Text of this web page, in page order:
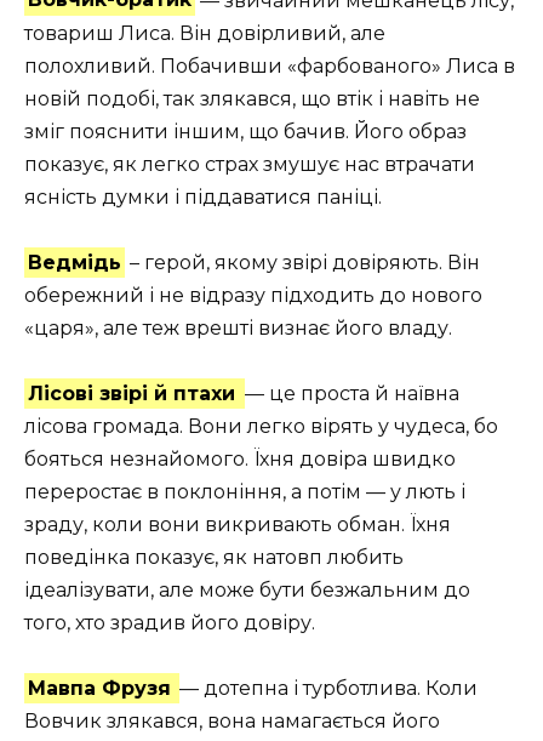
товариш Лиса. Він довірливий, але
полохливий. Побачивши «фарбованого» Лиса в
новій подобі, так злякався, що втік і навіть не
зміг пояснити іншим, що бачив. Його образ
показує, як легко страх змушує нас втрачати
ясність думки і піддаватися паніці.
Ведмідь – герой, якому звірі довіряють. Він
обережний і не відразу підходить до нового
«царя», але теж врешті визнає його владу.
Лісові звірі й птахи — це проста й наївна
лісова громада. Вони легко вірять у чудеса, бо
бояться незнайомого. Їхня довіра швидко
переростає в поклоніння, а потім — у лють і
зраду, коли вони викривають обман. Їхня
поведінка показує, як натовп любить
ідеалізувати, але може бути безжальним до
того, хто зрадив його довіру.
Мавпа Фрузя — дотепна і турботлива. Коли
Вовчик злякався, вона намагається його